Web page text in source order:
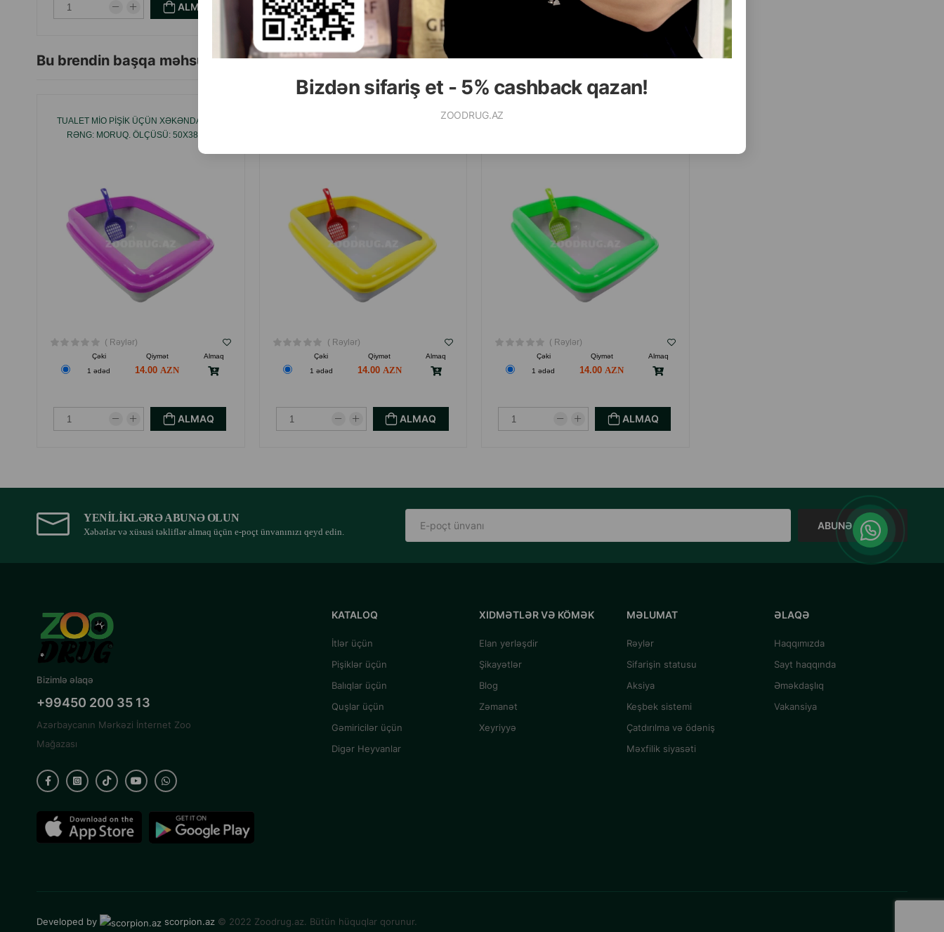
Bizdən sifariş et - 5% cashback qazan!
ZOODRUG.AZ
ALMAQ
Bu brendin başqa məhsulları Hamısını Gör
TUALET MIO PIŞIK ÜÇÜN XƏKƏNDAZ ILƏ.
RƏNG: MORUQ. ÖLÇÜSÜ: 50X38 SM.
( Rəylər)
Çəki Qiymət
Almaq
1 ədəd
14.00
ALMAQ
TUALET MIO PIŞIK ÜÇÜN XƏKƏNDAZ ILƏ.
( Rəylər)
Çəki Qiymət
Almaq
1 ədəd
14.00
ALMAQ
TUALET MIO PIŞIK ÜÇÜN XƏKƏNDAZ ILƏ.
( Rəylər)
Çəki Qiymət
Almaq
1 ədəd
14.00
ALMAQ
YENILIKLƏRƏ ABUNƏ OLUN
Xəbərlər və xüsusi təkliflər almaq üçün e-poçt ünvanınızı qeyd edin.
ABUNƏ OL
Bizimlə əlaqə
+99450 200 35 13
Azərbaycanın Mərkəzi İnternet Zoo
Mağazası
KATALOQ
İtlər üçün
Pişiklər üçün
Balıqlar üçün
Quşlar üçün
Gəmiricilər üçün
Digər Heyvanlar
XIDMƏTLƏR VƏ KÖMƏK
Elan yerləşdir
Şikayətlər
Blog
Zəmanət
Xeyriyyə
MƏLUMAT
Rəylər
Sifarişin statusu
Aksiya
Keşbek sistemi
Çatdırılma və ödəniş
Məxfilik siyasəti
ƏLAQƏ
Haqqımızda
Sayt haqqında
Əməkdaşlıq
Vakansiya
Developed by scorpion.az © 2022 Zoodrug.az. Bütün hüquqlar qorunur.